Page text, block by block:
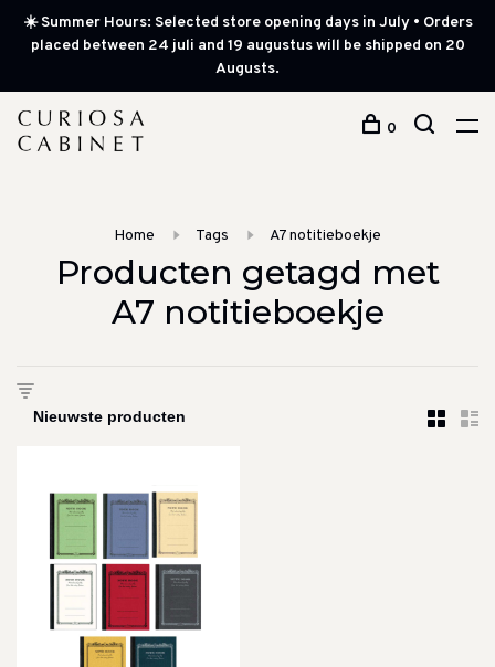
☀️ Summer Hours: Selected store opening days in July • Orders
placed between 24 juli and 19 augustus will be shipped on 20
Augusts.
0
Home Tags A7 notitieboekje
Producten getagd met
A7 notitieboekje